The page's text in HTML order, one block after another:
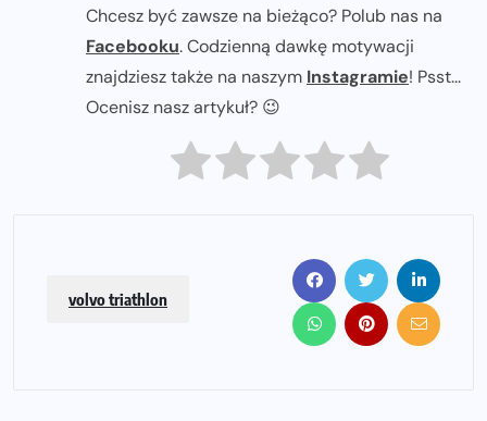
Chcesz być zawsze na bieżąco? Polub nas na
Facebooku. Codzienną dawkę motywacji
znajdziesz także na naszym Instagramie! Psst...
Ocenisz nasz artykuł? 😉
volvo triathlon